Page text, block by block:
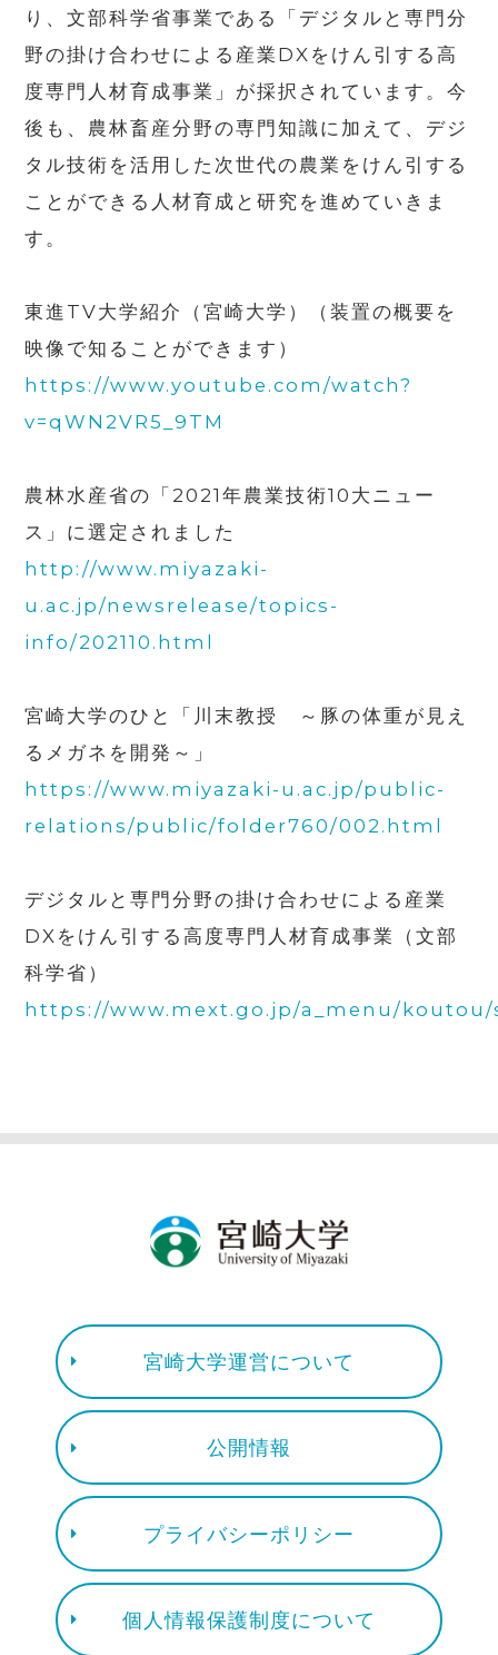
り、文部科学省事業である「デジタルと専門分
野の掛け合わせによる産業DXをけん引する高
度専門人材育成事業」が採択されています。今
後も、農林畜産分野の専門知識に加えて、デジ
タル技術を活用した次世代の農業をけん引する
ことができる人材育成と研究を進めていきま
す。
東進 TV大学紹介（宮崎大学）（装置の概要を
映像で知ることができます）
https://www.youtube.com/watch?
v=qWN2VR5_9TM
農林水産省の「 2021年農業技術10 大ニュー
ス」に選定されました
http://www.miyazaki-
u.ac.jp/newsrelease/topics-
info/202110.html
宮崎大学のひと「川末教授 ～豚の体重が見え
るメガネを開発～」
https://www.miyazaki-u.ac.jp/public-
relations/public/folder760/002.html
デジタルと専門分野の掛け合わせによる産業
DX をけん引する高度専門人材育成事業（文部
科学省）
https://www.mext.go.jp/a_menu/koutou/
宮崎大学運営について
公開情報
プライバシーポリシー
個人情報保護制度について